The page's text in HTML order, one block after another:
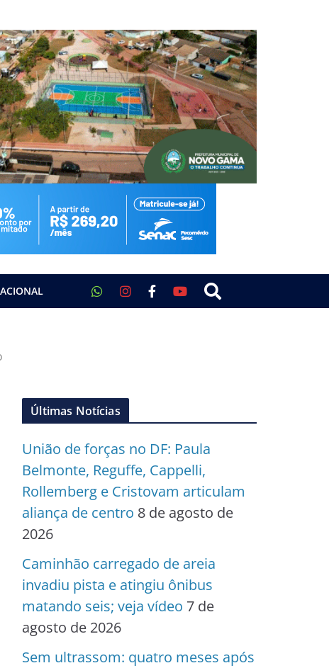
Últimas Notícias
União de forças no DF: Paula
Belmonte, Reguffe, Cappelli,
Rollemberg e Cristovam articulam
aliança de centro 8 de agosto de
2026
Caminhão carregado de areia
invadiu pista e atingiu ônibus
matando seis; veja vídeo 7 de
agosto de 2026
Sem ultrassom: quatro meses após